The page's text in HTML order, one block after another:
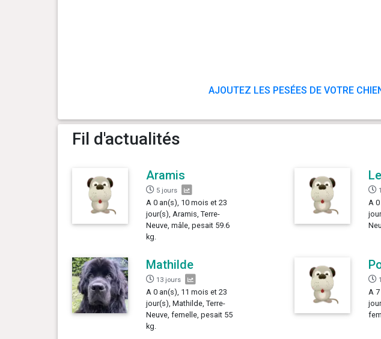
AJOUTEZ LES PESÉES DE VOTRE
Fil d'actualités
Aramis
5 jours
A 0 an(s), 10 mois et 23
jour(s), Aramis, Terre-
Neuve, mâle, pesait 59.6
kg.
A
Mathilde
13 jours
A 0 an(s), 11 mois et 23
jour(s), Mathilde, Terre-
Neuve, femelle, pesait 55
kg.
A